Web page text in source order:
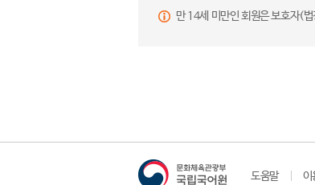
만 14세 미만인 회원은 보호자(
도움말 이